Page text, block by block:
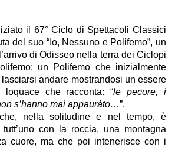
il 67° Ciclo di Spettacoli Classici
del suo “Io, Nessuno e Polifemo”, un
di Odisseo nella terra dei Ciclopi
un Polifemo che inizialmente
andare mostrandosi un essere
che racconta: “le pecore, i
s’hanno mai appauràto…”.
nella solitudine e nel tempo, è
con la roccia, una montagna
cuore, ma che poi intenerisce con i